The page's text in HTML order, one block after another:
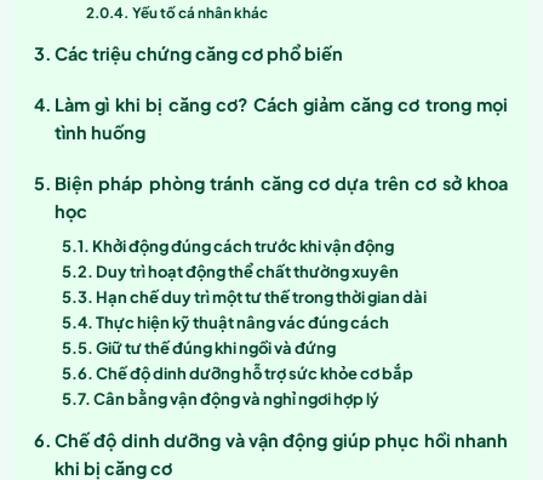
Yếu tố cá nhân khác
Các triệu chứng căng cơ phổ biến
Làm gì khi bị căng cơ? Cách giảm căng cơ trong mọi
tình huống
Biện pháp phòng tránh căng cơ dựa trên cơ sở khoa
học
Khởi động đúng cách trước khi vận động
Duy trì hoạt động thể chất thường xuyên
Hạn chế duy trì một tư thế trong thời gian dài
Thực hiện kỹ thuật nâng vác đúng cách
Giữ tư thế đúng khi ngồi và đứng
Chế độ dinh dưỡng hỗ trợ sức khỏe cơ bắp
Cân bằng vận động và nghỉ ngơi hợp lý
Chế độ dinh dưỡng và vận động giúp phục hồi nhanh
khi bị căng cơ